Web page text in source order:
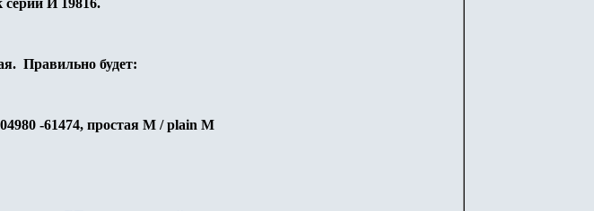
серии И 19816.
Правильно будет:
-61474, простая М /plain M